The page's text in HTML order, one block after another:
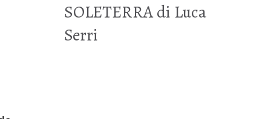
SOLETERRA di Luca
Serri